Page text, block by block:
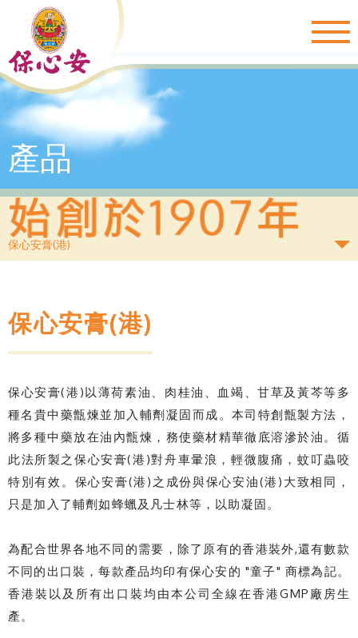
產品
保心安膏(港)
保心安膏(港)
保心安膏(港)以薄荷素油、肉桂油、血竭、甘草及黃芩等多
種名貴中藥甑煉並加入輔劑凝固而成。本司特創甑製方法，
將多種中藥放在油內甑煉，務使藥材精華徹底溶滲於油。循
此法所製之保心安膏(港)對舟車暈浪，輕微腹痛，蚊叮蟲咬
特別有效。保心安膏(港)之成份與保心安油(港)大致相同，
只是加入了輔劑如蜂蠟及凡士林等，以助凝固。
為配合世界各地不同的需要，除了原有的香港裝外,還有數款
不同的出口裝，每款產品均印有保心安的 "童子" 商標為記。
香港裝以及所有出口裝均由本公司全線在香港GMP廠房生
產。